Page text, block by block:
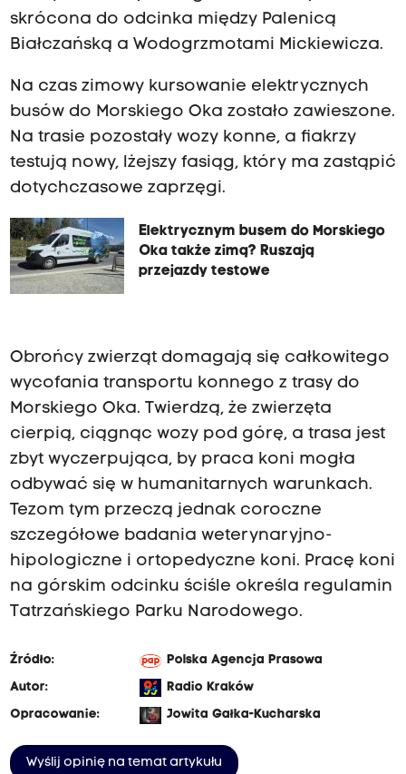
skrócona do odcinka między Palenicą
Białczańską a Wodogrzmotami Mickiewicza.
Na czas zimowy kursowanie elektrycznych
busów do Morskiego Oka zostało zawieszone.
Na trasie pozostały wozy konne, a fiakrzy
testują nowy, lżejszy fasiąg, który ma zastąpić
dotychczasowe zaprzęgi.
Elektrycznym busem do Morskiego
Oka także zimą? Ruszają
przejazdy testowe
Obrońcy zwierząt domagają się całkowitego
wycofania transportu konnego z trasy do
Morskiego Oka. Twierdzą, że zwierzęta
cierpią, ciągnąc wozy pod górę, a trasa jest
zbyt wyczerpująca, by praca koni mogła
odbywać się w humanitarnych warunkach.
Tezom tym przeczą jednak coroczne
szczegółowe badania weterynaryjno-
hipologiczne i ortopedyczne koni. Pracę koni
na górskim odcinku ściśle określa regulamin
Tatrzańskiego Parku Narodowego.
Źródło:
Polska Agencja Prasowa
Autor:
Radio Kraków
Opracowanie:
Jowita Gałka-Kucharska
Wyślij opinię na temat artykułu